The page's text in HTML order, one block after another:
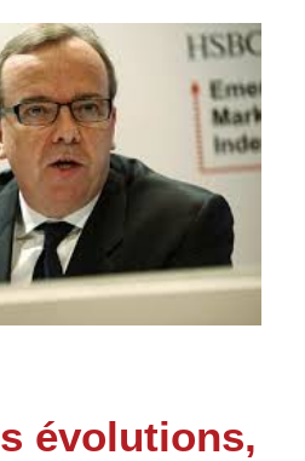
évolutions,